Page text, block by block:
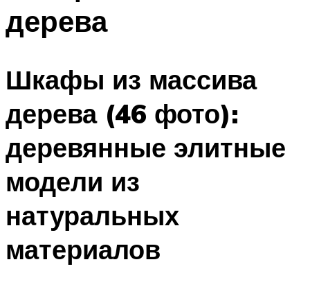
дерева
Шкафы из массива
дерева (46 фото):
деревянные элитные
модели из
натуральных
материалов